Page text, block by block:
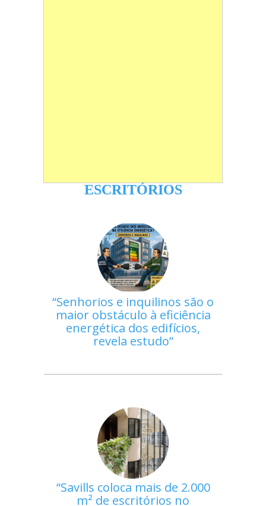
ESCRITÓRIOS
Senhorios e inquilinos são o
maior obstáculo à eficiência
energética dos edifícios,
revela estudo
Savills coloca mais de 2.000
m² de escritórios no